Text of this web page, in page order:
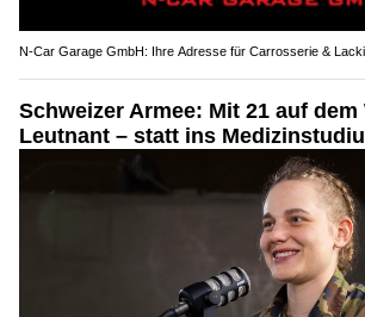
N-Car Garage GmbH: Ihre Adresse für Carrosserie &
Schweizer Armee: Mit 21 auf dem
Leutnant – statt ins